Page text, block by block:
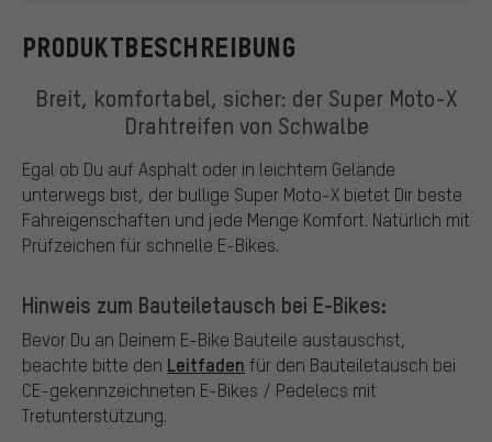
PRODUKTBESCHREIBUNG
Breit, komfortabel, sicher: der Super Moto-X
Drahtreifen von Schwalbe
Egal ob Du auf Asphalt oder in leichtem Gelände
unterwegs bist, der bullige Super Moto-X bietet Dir beste
Fahreigenschaften und jede Menge Komfort. Natürlich mit
Prüfzeichen für schnelle E-Bikes.
Hinweis zum Bauteiletausch bei E-Bikes:
Bevor Du an Deinem E-Bike Bauteile austauschst,
beachte bitte den Leitfaden für den Bauteiletausch bei
CE-gekennzeichneten E-Bikes / Pedelecs mit
Tretunterstützung.